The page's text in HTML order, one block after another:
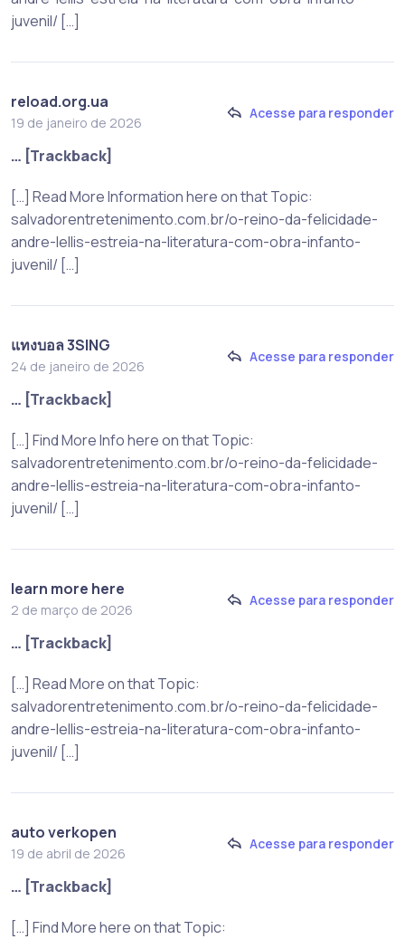
juvenil/ […]
reload.org.ua
19 de janeiro de 2026
Acesse para responder
… [Trackback]
[…] Read More Information here on that Topic:
salvadorentretenimento.com.br/o-reino-da-felicidade-
andre-lellis-estreia-na-literatura-com-obra-infanto-
juvenil/ […]
แทงบอล 3SING
24 de janeiro de 2026
Acesse para responder
… [Trackback]
[…] Find More Info here on that Topic:
salvadorentretenimento.com.br/o-reino-da-felicidade-
andre-lellis-estreia-na-literatura-com-obra-infanto-
juvenil/ […]
learn more here
2 de março de 2026
Acesse para responder
… [Trackback]
[…] Read More on that Topic:
salvadorentretenimento.com.br/o-reino-da-felicidade-
andre-lellis-estreia-na-literatura-com-obra-infanto-
juvenil/ […]
auto verkopen
19 de abril de 2026
Acesse para responder
… [Trackback]
[…] Find More here on that Topic: